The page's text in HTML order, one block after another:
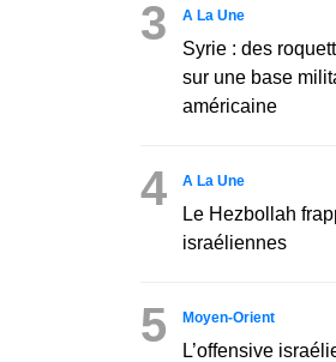
3 A La Une
Syrie : des
sur une base
américaine
4 A La Une
Le Hezbollah
israéliennes
5 Moyen-Orient
L’offensive